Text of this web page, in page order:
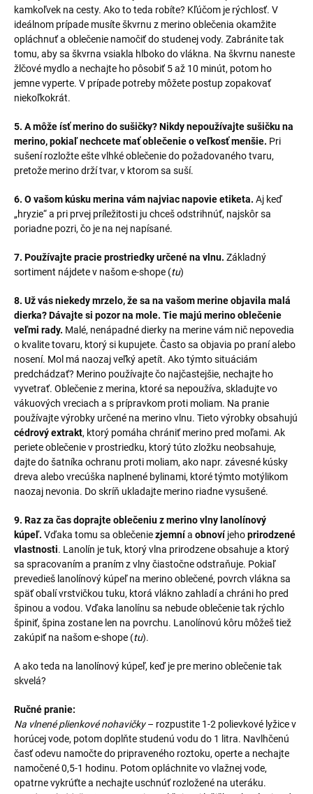
kamkoľvek na cesty. Ako to teda robíte? Kľúčom je rýchlosť. V
ideálnom prípade musíte škvrnu z merino oblečenia okamžite
opláchnuť a oblečenie namočiť do studenej vody. Zabránite tak
tomu, aby sa škvrna vsiakla hlboko do vlákna. Na škvrnu naneste
žlčové mydlo a nechajte ho pôsobiť 5 až 10 minút, potom ho
jemne vyperte. V prípade potreby môžete postup zopakovať
niekoľkokrát.
5. A môže ísť merino do sušičky? Nikdy nepoužívajte sušičku na
merino, pokiaľ nechcete mať oblečenie o veľkosť menšie. Pri
sušení rozložte ešte vlhké oblečenie do požadovaného tvaru,
pretože merino drží tvar, v ktorom sa suší.
6. O vašom kúsku merina vám najviac napovie etiketa. Aj keď
„hryzie“ a pri prvej príležitosti ju chceš odstrihnúť, najskôr sa
poriadne pozri, čo je na nej napísané.
7. Používajte pracie prostriedky určené na vlnu. Základný
sortiment nájdete v našom e-shope (tu)
8. Už vás niekedy mrzelo, že sa na vašom merine objavila malá
dierka? Dávajte si pozor na mole. Tie majú merino oblečenie
veľmi rady. Malé, nenápadné dierky na merine vám nič nepovedia
o kvalite tovaru, ktorý si kupujete. Často sa objavia po praní alebo
nosení. Mol má naozaj veľký apetít. Ako týmto situáciám
predchádzať? Merino používajte čo najčastejšie, nechajte ho
vyvetrať. Oblečenie z merina, ktoré sa nepoužíva, skladujte vo
vákuových vreciach a s prípravkom proti moliam. Na pranie
používajte výrobky určené na merino vlnu. Tieto výrobky obsahujú
cédrový extrakt, ktorý pomáha chrániť merino pred moľami. Ak
periete oblečenie v prostriedku, ktorý túto zložku neobsahuje,
dajte do šatníka ochranu proti moliam, ako napr. závesné kúsky
dreva alebo vrecúška naplnené bylinami, ktoré týmto motýlikom
naozaj nevonia. Do skríň ukladajte merino riadne vysušené.
9. Raz za čas doprajte oblečeniu z merino vlny lanolínový
kúpeľ. Vďaka tomu sa oblečeniezjemnía obnovíjehoprirodzené
vlastnosti. Lanolín je tuk, ktorý vlna prirodzene obsahuje a ktorý
sa spracovaním a praním z vlny čiastočne odstraňuje. Pokiaľ
prevedieš lanolínový kúpeľ na merino oblečené, povrch vlákna sa
späť obalí vrstvičkou tuku, ktorá vlákno zahladí a chráni ho pred
špinou a vodou. Vďaka lanolínu sa nebude oblečenie tak rýchlo
špiniť, špina zostane len na povrchu. Lanolínovú kôru môžeš tiež
zakúpiť na našom e-shope (tu).
A ako teda na lanolínový kúpeľ, keď je pre merino oblečenie tak
skvelá?
Ručné pranie:
Na vlnené plienkové nohavičky– rozpustite 1-2 polievkové lyžice v
horúcej vode, potom doplňte studenú vodu do 1 litra. Navlhčenú
časť odevu namočte do pripraveného roztoku, operte a nechajte
namočené 0,5-1 hodinu. Potom opláchnite vo vlažnej vode,
opatrne vykrúťte a nechajte uschnúť rozložené na uteráku.